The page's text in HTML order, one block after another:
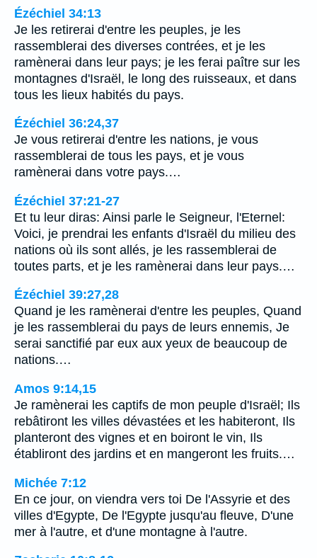
Ézéchiel 34:13
Je les retirerai d'entre les peuples, je les
rassemblerai des diverses contrées, et je les
ramènerai dans leur pays; je les ferai paître sur les
montagnes d'Israël, le long des ruisseaux, et dans
tous les lieux habités du pays.
Ézéchiel 36:24,37
Je vous retirerai d'entre les nations, je vous
rassemblerai de tous les pays, et je vous
ramènerai dans votre pays.…
Ézéchiel 37:21-27
Et tu leur diras: Ainsi parle le Seigneur, l'Eternel:
Voici, je prendrai les enfants d'Israël du milieu des
nations où ils sont allés, je les rassemblerai de
toutes parts, et je les ramènerai dans leur pays.…
Ézéchiel 39:27,28
Quand je les ramènerai d'entre les peuples, Quand
je les rassemblerai du pays de leurs ennemis, Je
serai sanctifié par eux aux yeux de beaucoup de
nations.…
Amos 9:14,15
Je ramènerai les captifs de mon peuple d'Israël; Ils
rebâtiront les villes dévastées et les habiteront, Ils
planteront des vignes et en boiront le vin, Ils
établiront des jardins et en mangeront les fruits.…
Michée 7:12
En ce jour, on viendra vers toi De l'Assyrie et des
villes d'Egypte, De l'Egypte jusqu'au fleuve, D'une
mer à l'autre, et d'une montagne à l'autre.